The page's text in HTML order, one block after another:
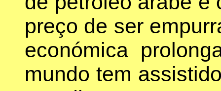
preço de ser
económica
mundo tem